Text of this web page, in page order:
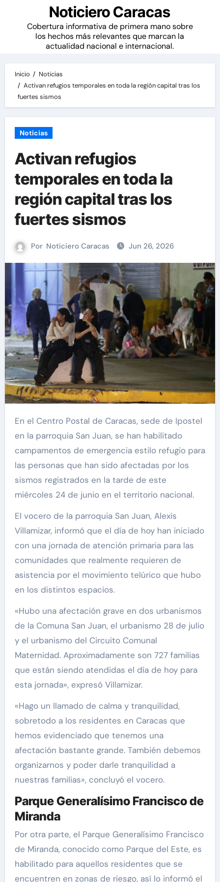
Noticiero Caracas
Cobertura informativa de primera mano sobre
los hechos más relevantes que marcan la
actualidad nacional e internacional.
Inicio
Noticias
Activan refugios temporales en toda la región capital tras los
fuertes sismos
Noticias
Activan refugios
temporales en toda la
región capital tras los
fuertes sismos
Por Noticiero Caracas Jun 26, 2026
En el Centro Postal de Caracas, sede de Ipostel
en la parroquia San Juan, se han habilitado
campamentos de emergencia estilo refugio para
las personas que han sido afectadas por los
sismos registrados en la tarde de este
miércoles 24 de junio en el territorio nacional.
El vocero de la parroquia San Juan, Alexis
Villamizar, informó que el día de hoy han iniciado
con una jornada de atención primaria para las
comunidades que realmente requieren de
asistencia por el movimiento telúrico que hubo
en los distintos espacios.
«Hubo una afectación grave en dos urbanismos
de la Comuna San Juan, el urbanismo 28 de julio
y el urbanismo del Circuito Comunal
Maternidad. Aproximadamente son 727 familias
que están siendo atendidas el día de hoy para
esta jornada», expresó Villamizar.
«Hago un llamado de calma y tranquilidad,
sobretodo a los residentes en Caracas que
hemos evidenciado que tenemos una
afectación bastante grande. También debemos
organizarnos y poder darle tranquilidad a
nuestras familias», concluyó el vocero.
Parque Generalísimo Francisco de
Miranda
Por otra parte, el Parque Generalísimo Francisco
de Miranda, conocido como Parque del Este, es
habilitado para aquellos residentes que se
encuentren en zonas de riesgo, así lo informó el